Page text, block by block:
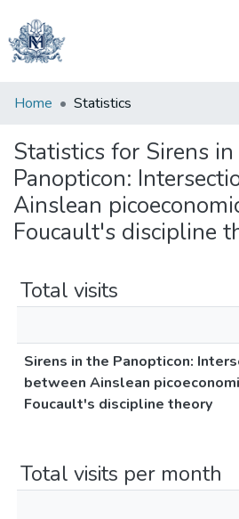
Communities
Collections
All of DSpace
Home Statistics
Statistics for Sirens
Panopticon:
Ainslean
Foucault's discipline
Total visits
Sirens in the Panopticon:
between Ainslean
Foucault's discipline theory
Total visits per month